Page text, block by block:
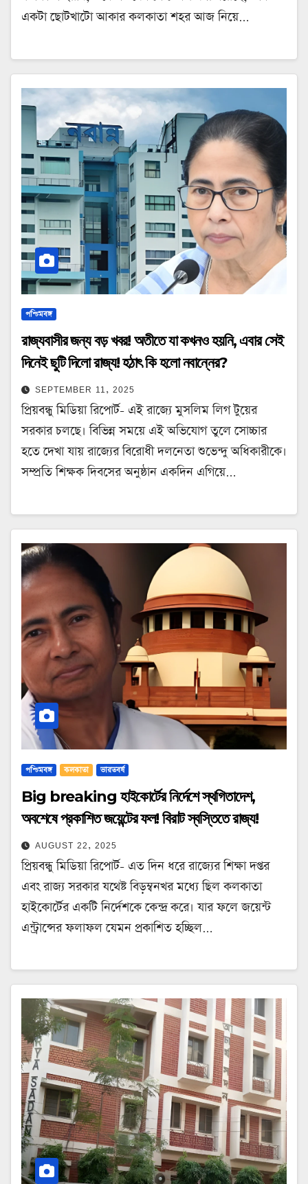
একটা ছোটখাটো আকার কলকাতা শহর আজ নিয়ে…
পশ্চিমবঙ্গ
রাজ্যবাসীর জন্য বড় খবর! অতীতে যা কখনও হয়নি, এবার সেই
দিনেই ছুটি দিলো রাজ্য! হঠাৎ কি হলো নবান্নের?
SEPTEMBER 11, 2025
প্রিয়বন্ধু মিডিয়া রিপোর্ট- এই রাজ্যে মুসলিম লিগ টুয়ের
সরকার চলছে। বিভিন্ন সময়ে এই অভিযোগ তুলে সোচ্চার
হতে দেখা যায় রাজ্যের বিরোধী দলনেতা শুভেন্দু অধিকারীকে।
সম্প্রতি শিক্ষক দিবসের অনুষ্ঠান একদিন এগিয়ে…
পশ্চিমবঙ্গ কলকাতা ভারতবর্ষ
Big breaking হাইকোর্টের নির্দেশে স্থগিতাদেশ,
অবশেষে প্রকাশিত জয়েন্টের ফল! বিরাট স্বস্তিতে রাজ্য!
AUGUST 22, 2025
প্রিয়বন্ধু মিডিয়া রিপোর্ট- এত দিন ধরে রাজ্যের শিক্ষা দপ্তর
এবং রাজ্য সরকার যথেষ্ট বিড়ম্বনখর মধ্যে ছিল কলকাতা
হাইকোর্টের একটি নির্দেশকে কেন্দ্র করে। যার ফলে জয়েন্ট
এন্ট্রান্সের ফলাফল যেমন প্রকাশিত হচ্ছিল…